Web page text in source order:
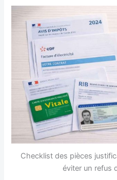
Checklist des pièces
éviter un refus